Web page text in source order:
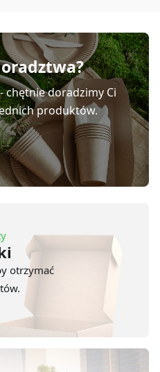
chętnie doradzimy Ci
produktów.
otrzymać